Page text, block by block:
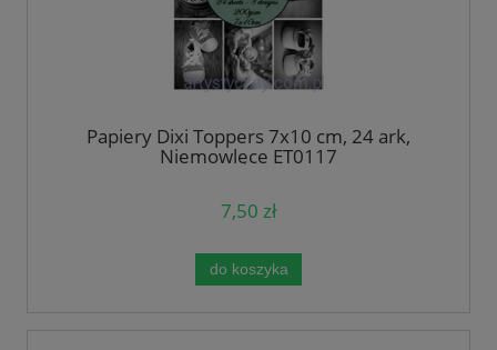
Papiery Dixi Toppers 7x10 cm, 24 ark,
Niemowlęce ET0117
7,50 zł
do koszyka